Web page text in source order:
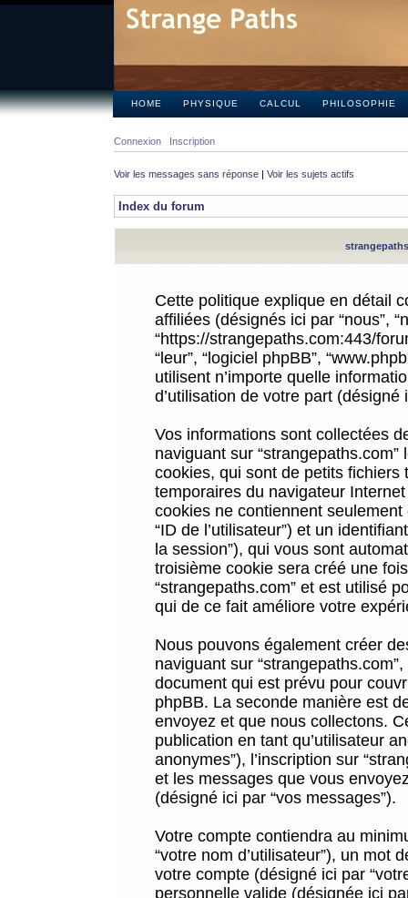
HOME PHYSIQUE CALCUL PHILOSOPHIE
Connexion Inscription
Voir les messages sans réponse | Voir les sujets actifs
Index du forum
Cette politique explique en détail
affiliées (désignés ici par “nous”,
“https://strangepaths.com:443/
“leur”, “logiciel phpBB”,
utilisent n’importe quelle
d’utilisation de votre part (désigné
Vos informations sont collectées
naviguant sur
cookies, qui sont de petits
temporaires du navigateur
cookies ne contiennent
“ID de l’utilisateur”) et un
la session”), qui vous sont
troisième cookie sera créé une
“strangepaths.com” et est utilisé
qui de ce fait améliore votre
Nous pouvons également créer
naviguant sur
document qui est prévu pour
phpBB. La seconde manière est
envoyez et que nous collectons.
publication en tant qu’utilisateur
anonymes”), l’inscription sur
et les messages que vous
(désigné ici par “vos messages”).
Votre compte contiendra au
“votre nom d’utilisateur”), un mot
votre compte (désigné ici par
personnelle valide (désignée ici